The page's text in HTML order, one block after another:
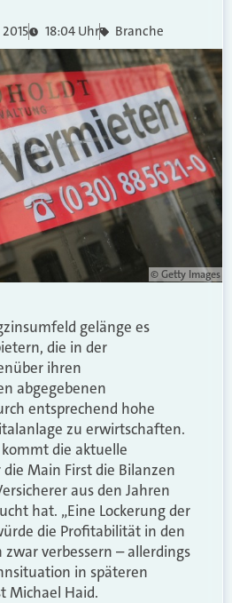
18:04 Uhr Branche
© Getty Images
gelänge es
die in der
ihren
abgegebenen
entsprechend hohe
zu erwirtschaften.
die aktuelle
Main First die Bilanzen
aus den Jahren
hat. „Eine Lockerung der
die Profitabilität in den
verbessern – allerdings
in späteren
Michael Haid.